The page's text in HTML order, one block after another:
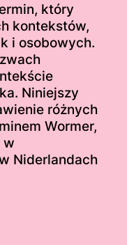
który
kontekstów,
i osobowych.
Niniejszy
różnych
Wormer,
w
Niderlandach